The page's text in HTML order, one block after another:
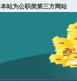
本站为公职类第三方网站